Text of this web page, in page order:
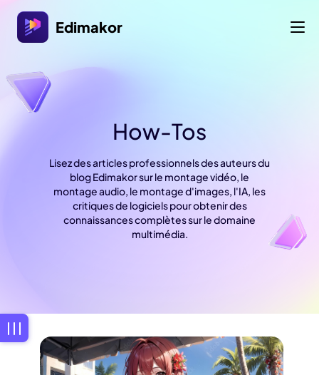
Edimakor
How-Tos
Lisez des articles professionnels des auteurs du
blog Edimakor sur le montage vidéo, le
montage audio, le montage d'images, l'IA, les
critiques de logiciels pour obtenir des
connaissances complètes sur le domaine
multimédia.